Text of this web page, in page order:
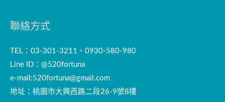
聯絡方式
TEL：03-301-3211、0930-580-980
Line ID：@520fortuna
e-mail:520fortuna@gmail.com
地址：桃園市大興西路二段26-9號8樓